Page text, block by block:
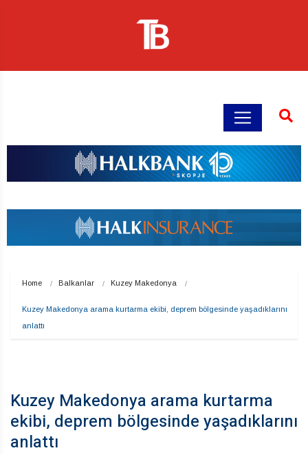
Home Balkanlar Kuzey Makedonya
Kuzey Makedonya arama kurtarma ekibi, deprem bölgesinde yaşadıklarını
anlattı
Kuzey Makedonya arama kurtarma
ekibi, deprem bölgesinde yaşadıklarını
anlattı